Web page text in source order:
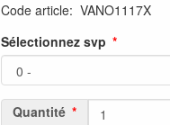
Code article: VANO1117X
Sélectionnez svp
Quantité